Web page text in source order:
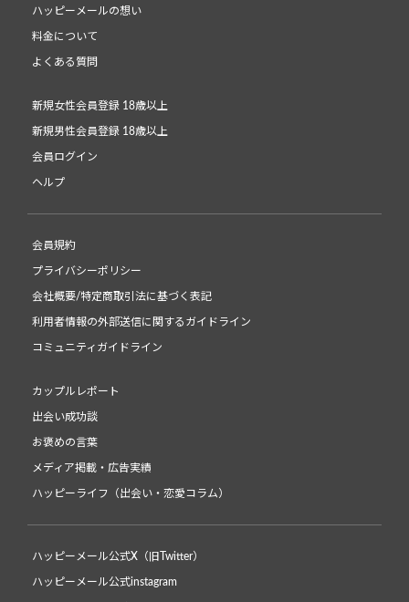
ハッピーメールの想い
料金について
よくある質問
新規女性会員登録 18歳以上
新規男性会員登録 18歳以上
会員ログイン
ヘルプ
会員規約
プライバシーポリシー
会社概要/特定商取引法に基づく表記
利用者情報の外部送信に関するガイドライン
コミュニティガイドライン
カップルレポート
出会い成功談
お褒めの言葉
メディア掲載・広告実績
ハッピーライフ（出会い・恋愛コラム）
ハッピーメール公式X（旧Twitter）
ハッピーメール公式instagram